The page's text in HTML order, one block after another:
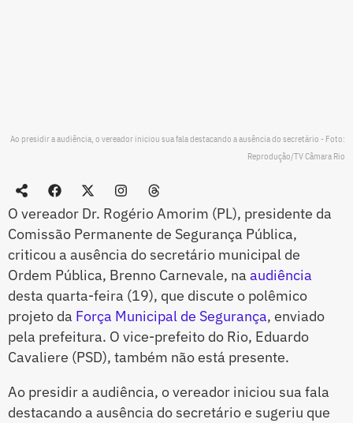
Ao presidir a audiência, o vereador iniciou sua fala destacando a ausência do secretário - Foto:
Reprodução/TV Câmara Rio
O vereador Dr. Rogério Amorim (PL), presidente da
Comissão Permanente de Segurança Pública,
criticou a ausência do secretário municipal de
Ordem Pública, Brenno Carnevale, na audiência
desta quarta-feira (19), que discute o polêmico
projeto da Força Municipal de Segurança, enviado
pela prefeitura. O vice-prefeito do Rio, Eduardo
Cavaliere (PSD), também não está presente.
Ao presidir a audiência, o vereador iniciou sua fala
destacando a ausência do secretário e sugeriu que